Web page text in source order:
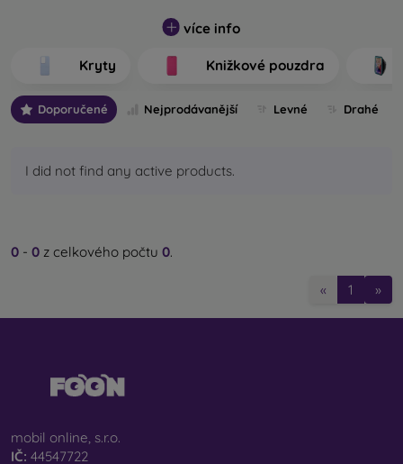
Kryt na mobil můžeme také nazvat zadní kryt. Je určen na
ochranu zadní části telefonu. Jednotlivé kryty na mobil se
liší hlavně tloušťkou a použitým materiálem na jejich
výrobu.
Jaké typy zadních krytů na mobil rozlišujeme?
se o ultratenké gumové nebo silikonové kryty, které
mají výbornou pružnost a jsou spolehlivé. Nejčastěji se
chtějí ukázat světu. Přesto však chtějí, aby byl jejich
telefon chráněný. Výhodou je, že nevymačká nalepené
ochranné sklo na mobil. Můžete proto sáhnout i po
celotvářovém 3D tvrzeném skle, které spolu s krytem
Stylové zadní kryty
nim jedinečným způsobem vyjádřit svou osobnost či
více info
Kryty Knižkové pouzdra
Doporučené Nejprodávanější Levné Drahé
I did not find any active products.
0 - 0 z celkového počtu 0.
« 1 »
mobil online, s.r.o.
IČ: 44547722